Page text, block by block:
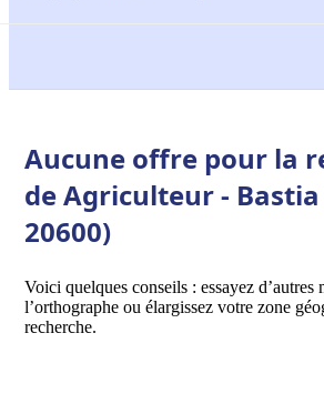
Aucune offre pour la
de Agriculteur - Bastia
20600)
Voici quelques conseils : essayez d’autres
l’orthographe ou élargissez votre zone
recherche.